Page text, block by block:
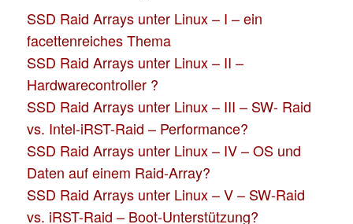
SSD Raid Arrays unter Linux – I – ein
facettenreiches Thema
SSD Raid Arrays unter Linux – II –
Hardwarecontroller ?
SSD Raid Arrays unter Linux – III – SW- Raid
vs. Intel-iRST-Raid – Performance?
SSD Raid Arrays unter Linux – IV – OS und
Daten auf einem Raid-Array?
SSD Raid Arrays unter Linux – V – SW-Raid
vs. iRST-Raid – Boot-Unterstützung?